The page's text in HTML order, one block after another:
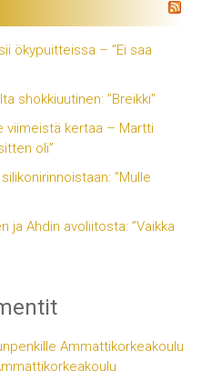
ökypuitteissa – ”Ei saa
shokkiuutinen: ”Breikki”
viimeistä kertaa – Martti
oli”
”Mulle
ja Ahdin avoliitosta: ”Vaikka
Ammattikorkeakoulu